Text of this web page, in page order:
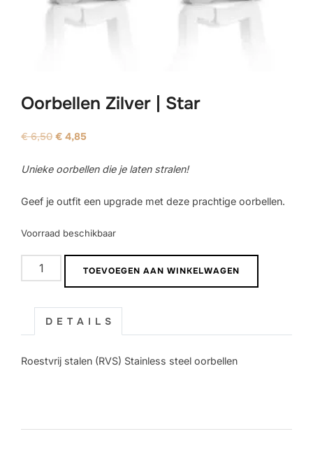
Oorbellen Zilver | Star
€6,50 Oorspronkelijke
was:
€ 4,85
is:
Unieke oorbellen die je laten stralen!
Geef je outfit een upgrade met deze prachtige oorbellen.
Voorraad beschikbaar
Oorbellen
Zilver
aantal
TOEVOEGEN AAN WINKELWAGEN
D E T A I L S
Roestvrij stalen (RVS) Stainless steel oorbellen